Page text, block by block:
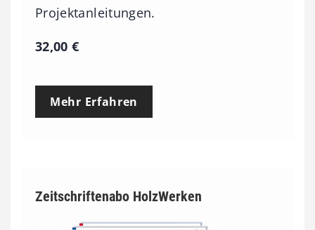
Projektanleitungen.
32,00€
Mehr Erfahren
Zeitschriftenabo HolzWerken